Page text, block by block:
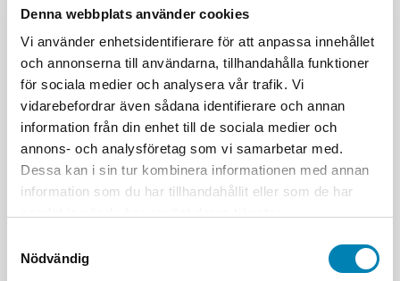
Denna webbplats använder cookies
Vi använder enhetsidentifierare för att anpassa innehållet
och annonserna till användarna, tillhandahålla funktioner
för sociala medier och analysera vår trafik. Vi
vidarebefordrar även sådana identifierare och annan
information från din enhet till de sociala medier och
annons- och analysföretag som vi samarbetar med.
Dessa kan i sin tur kombinera informationen med annan
information som du har tillhandahållit eller som de har
Nödvändig